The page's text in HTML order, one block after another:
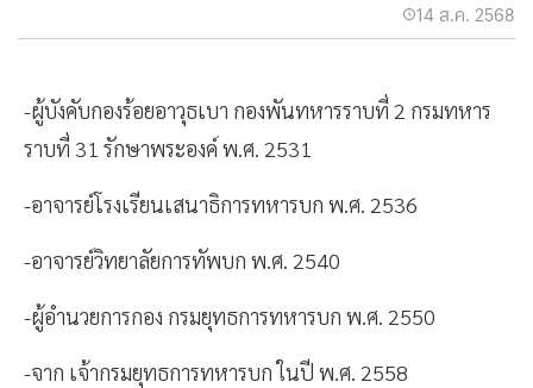
14 ส.ค. 2568
-ผู้บังคับกองร้อยอาวุธเบา กองพันทหารราบที่ 2 กรมทหาร
ราบที่ 31 รักษาพระองค์ พ.ศ. 2531
-อาจารย์โรงเรียนเสนาธิการทหารบก พ.ศ. 2536
-อาจารย์วิทยาลัยการทัพบก พ.ศ. 2540
-ผู้อำนวยการกอง กรมยุทธการทหารบก พ.ศ. 2550
-จาก เจ้ากรมยุทธการทหารบก ในปี พ.ศ. 2558